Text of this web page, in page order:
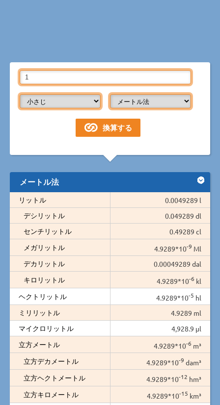
メートル法
リットル
0.0049289 l
デシリットル
0.049289 dl
センチリットル
0.49289 cl
メガリットル
4.9289*10-9 Ml
デカリットル
0.00049289 dal
キロリットル
4.9289*10-6 kl
ヘクトリットル
4.9289*10-5 hl
ミリリットル
4.9289 ml
マイクロリットル
4,928.9 µl
立方メートル
4.9289*10-6 m³
立方デカメートル
4.9289*10-9 dam³
立方ヘクトメートル
4.9289*10-12 hm³
立方キロメートル
4.9289*10-15 km³